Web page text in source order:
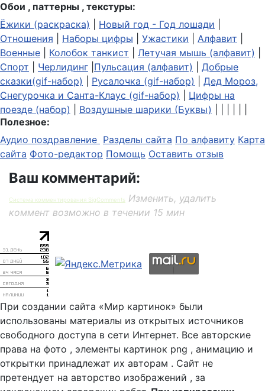
Обои , паттерны , текстуры:
Ёжики (раскраска)
Новый год - Год лошади
Отношения
Наборы цифры Ужастики Алфавит
Военные
Колобок танкист Летучая мышь (алфавит)
Спорт
Черлидинг Пульсация (алфавит)
Добрые
сказки(gif-набор)
Русалочка (gif-набор)
Дед Мороз,
Снегурочка и Санта-Клаус (gif-набор)
Цифры на
поезде (набор)
Воздушные шарики (Буквы)
Полезное:
Аудио поздравление Разделы сайта По алфавиту Карта
сайта Фото-редактор Помощь Оставить отзыв
Ваш комментарий:
Система комментирования SigComments
Изменить, удалить
коммент возможно в течении 15 мин
При создании сайта «Мир картинок» были
использованы материалы из открытых источников
свободного доступа в сети Интернет. Все авторские
права на фото , элементы картинок png , анимацию и
открытки принадлежат их авторам . Сайт не
претендует на авторство изображений , за